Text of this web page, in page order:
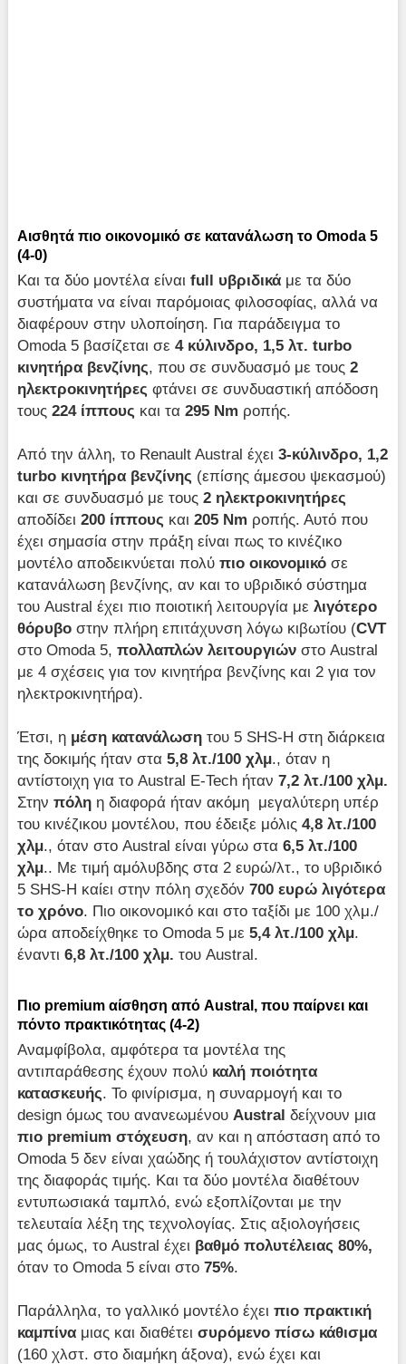
Αισθητά πιο οικονομικό σε κατανάλωση το Omoda 5
(4-0)
Και τα δύο μοντέλα είναιfull υβριδικά με τα δύο
συστήματα να είναι παρόμοιας φιλοσοφίας, αλλά να
διαφέρουν στην υλοποίηση. Για παράδειγμα το
Omoda 5 βασίζεται σε4 κύλινδρο, 1,5 λτ.turbo
κινητήρα βενζίνης, που σε συνδυασμό με τους2
ηλεκτροκινητήρες φτάνει σε συνδυαστική απόδοση
τους224 ίππους και τα295 Ν m ροπής.
Από την άλλη, το Renault Austral έχει3-κύλινδρο, 1,2
turbo κινητήρα βενζίνης (επίσης άμεσου ψεκασμού)
και σε συνδυασμό με τους2 ηλεκτροκινητήρες
αποδίδει200 ίππους και205 Nm ροπής. Αυτό που
έχει σημασία στην πράξη είναι πως το κινέζικο
μοντέλο αποδεικνύεται πολύπιο οικονομικό σε
κατανάλωση βενζίνης, αν και το υβριδικό σύστημα
του Austral έχει πιο ποιοτική λειτουργία μελιγότερο
θόρυβο στην πλήρη επιτάχυνση λόγω κιβωτίου (CVT
στο Omoda 5,πολλαπλών λειτουργιών στο Austral
με 4 σχέσεις για τον κινητήρα βενζίνης και 2 για τον
ηλεκτροκινητήρα).
Έτσι, η μέση κατανάλωση του 5 SHS-H στη διάρκεια
της δοκιμής ήταν στα5,8 λτ./100 χλμ., όταν η
αντίστοιχη για το Austral E-Tech ήταν7,2 λτ./100 χλμ.
Στηνπόλη η διαφορά ήταν ακόμη μεγαλύτερη υπέρ
του κινέζικου μοντέλου, που έδειξε μόλις4,8 λτ./100
χλμ., όταν στο Austral είναι γύρω στα6,5 λτ./100
χλμ.. Με τιμή αμόλυβδης στα 2 ευρώ/λτ., το υβριδικό
5 SHS-H καίει στην πόλη σχεδόν700 ευρώ λιγότερα
το χρόνο. Πιο οικονομικό και στο ταξίδι με 100 χλμ./
ώρα αποδείχθηκε το Omoda 5 με5,4 λτ./100 χλμ.
έναντι6,8 λτ./100 χλμ. του Austral.
Πιο premium αίσθηση απόAustral , που παίρνει και
πόντο πρακτικότητας (4-2)
Αναμφίβολα, αμφότερα τα μοντέλα της
αντιπαράθεσης έχουν πολύ καλή ποιότητα
κατασκευής. Το φινίρισμα, η συναρμογή και το
design όμως του ανανεωμένου Austral δείχνουν μια
πιο premium στόχευση, αν και η απόσταση από το
Omoda 5 δεν είναι χαώδης ή τουλάχιστον αντίστοιχη
της διαφοράς τιμής. Και τα δύο μοντέλα διαθέτουν
εντυπωσιακά ταμπλό, ενώ εξοπλίζονται με την
τελευταία λέξη της τεχνολογίας. Στις αξιολογήσεις
μας όμως, το Austral έχει βαθμό πολυτέλειας 80%,
όταν το Omoda 5 είναι στο75%.
Παράλληλα, το γαλλικό μοντέλο έχειπιο πρακτική
καμπίνα μιας και διαθέτεισυρόμενο πίσω κάθισμα
(160 χλστ. στο διαμήκη άξονα), ενώ έχει και